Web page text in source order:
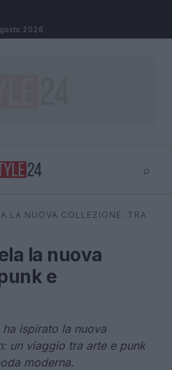
2026
⌕
⌕ ×
LA NUOVA COLLEZIONE: TRA
la nuova
e
ispirato la nuova
un viaggio tra arte e punk
moderna.